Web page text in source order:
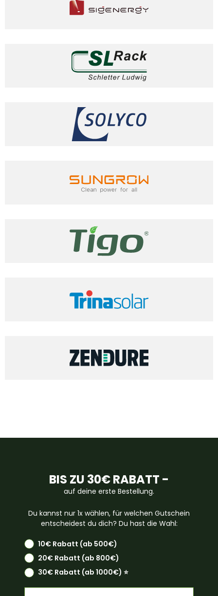
BIS ZU 30€ RABATT -
auf deine erste Bestellung.
Du kannst nur 1x wählen, für welchen Gutschein
entscheidest du dich? Du hast die Wahl:
10€ Rabatt (ab 500€)
20€ Rabatt (ab 800€)
30€ Rabatt (ab 1000€) ⭐️